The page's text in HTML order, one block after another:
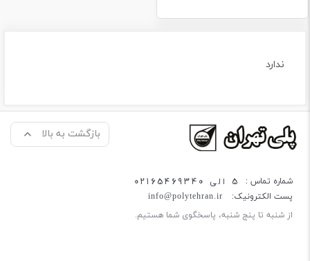
ندارد
بازگشت به بالا
شماره تماس : 5 الی 02165469340
پست الکترونیک: info@polytehran.ir
از شنبه تا پنج شنبه، پاسخگوی شما هستیم.